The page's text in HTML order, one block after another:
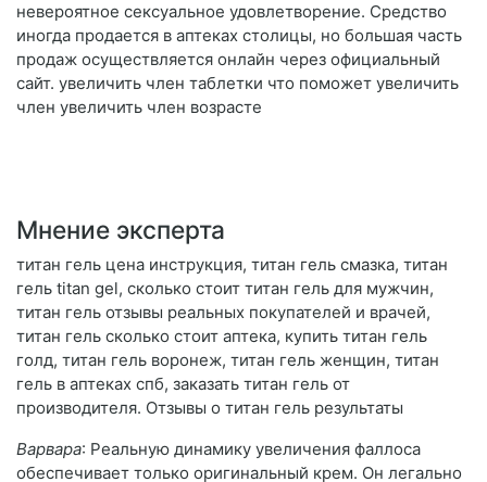
невероятное сексуальное удовлетворение. Средство
иногда продается в аптеках столицы, но большая часть
продаж осуществляется онлайн через официальный
сайт. увеличить член таблетки что поможет увеличить
член увеличить член возрасте
Мнение эксперта
титан гель цена инструкция, титан гель смазка, титан
гель titan gel, сколько стоит титан гель для мужчин,
титан гель отзывы реальных покупателей и врачей,
титан гель сколько стоит аптека, купить титан гель
голд, титан гель воронеж, титан гель женщин, титан
гель в аптеках спб, заказать титан гель от
производителя. Отзывы о титан гель результаты
Варвара: Реальную динамику увеличения фаллоса
обеспечивает только оригинальный крем. Он легально